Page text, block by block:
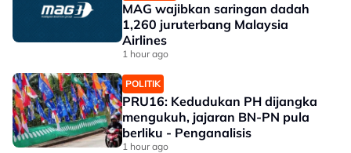
MAG wajibkan saringan dadah
1,260 juruterbang Malaysia
Airlines
1 hour ago
POLITIK
PRU16: Kedudukan PH dijangka
mengukuh, jajaran BN-PN pula
berliku - Penganalisis
1 hour ago